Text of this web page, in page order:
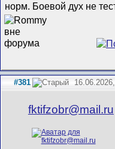
норм. Боевой дух не
#381
fktifzobr@mail.ru